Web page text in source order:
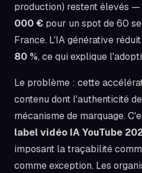
production) restent élevés —
000 € pour un spot de 60
France. L'IA générative
80 %, ce qui explique
Le problème : cette
contenu dont l'authenticité
mécanisme de marquage.
label vidéo IA YouTube
imposant la traçabilité
comme exception. Les